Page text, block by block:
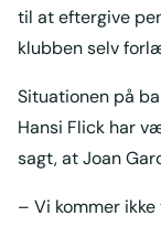
til at eftergive
klubben selv
Situationen på
Hansi Flick har
sagt, at Joan
– Vi kommer